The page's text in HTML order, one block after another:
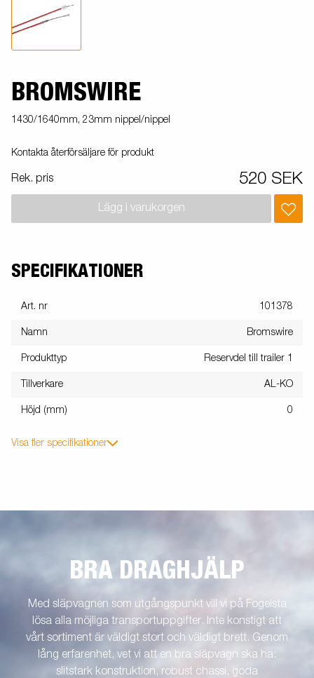
BROMSWIRE
1430/1640mm, 23mm nippel/nippel
Kontakta återförsäljare för produkt
Rek. pris 520 SEK
Lägg i varukorgen
SPECIFIKATIONER
Art. nr 101378
Namn Bromswire
Produkttyp Reservdel till trailer 1
Tillverkare AL-KO
Höjd (mm) 0
Visa fler specifikationer
BRA DRAGHJÄLP
Med släpvagnen som utgångspunkt vill vi på Fogelsta
lösa alla möjliga transportuppgifter. Inte konstigt att
vårt sortiment är väldigt stort och väldigt brett. Genom
lång erfarenhet, vet vi att en bra släpvagn ska ha:
slitstark konstruktion, robust chassi, goda